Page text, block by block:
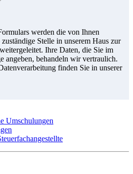
werden die von Ihnen
Stelle in unserem Haus zur
Ihre Daten, die Sie im
angeben, behandeln wir vertraulich.
finden Sie in unserer
Umschulungen